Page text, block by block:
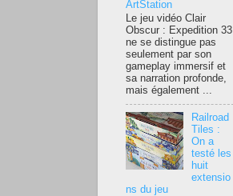
ArtStation
Le jeu vidéo Clair
Obscur : Expedition 33
ne se distingue pas
seulement par son
gameplay immersif et
sa narration profonde,
mais également ...
Railroad
Tiles :
On a
testé les
huit
extensio
ns du jeu